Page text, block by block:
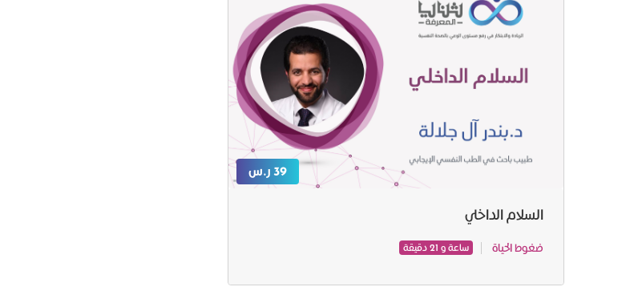
39 ر.س
السلام الداخلي
ضغوط الحياة ساعة و 21 دقيقة